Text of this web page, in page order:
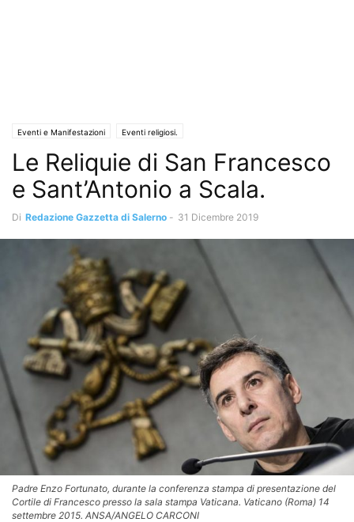
Eventi e Manifestazioni Eventi religiosi.
Le Reliquie di San Francesco
e Sant’Antonio a Scala.
Di Redazione Gazzetta di Salerno - 31 Dicembre 2019
Padre Enzo Fortunato, durante la conferenza stampa di presentazione del
Cortile di Francesco presso la sala stampa Vaticana. Vaticano (Roma) 14
settembre 2015. ANSA/ANGELO CARCONI